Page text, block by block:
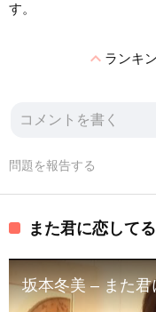
す。
expand_lessランキ
問題を報告する
また君に恋してる
坂本冬美 – また